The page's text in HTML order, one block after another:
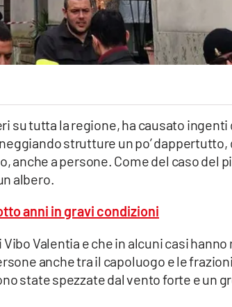
su tutta la regione, ha causato ingenti
strutture un po’ dappertutto,
anche a persone. Come del caso del
albero.
anni in gravi condizioni
Valentia e che in alcuni casi
anche tra il capoluogo e le
state spezzate dal vento forte e un